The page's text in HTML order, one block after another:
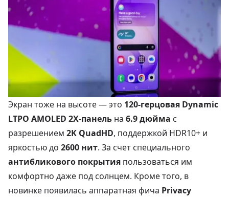
Экран тоже на высоте — это 120-герцовая Dynamic
LTPO AMOLED 2X-панель на 6.9 дюйма с
разрешением 2K QuadHD, поддержкой HDR10+ и
яркостью до 2600 нит. За счет специального
антибликового покрытия пользоваться им
комфортно даже под солнцем. Кроме того, в
новинке появилась аппаратная фича Privacy